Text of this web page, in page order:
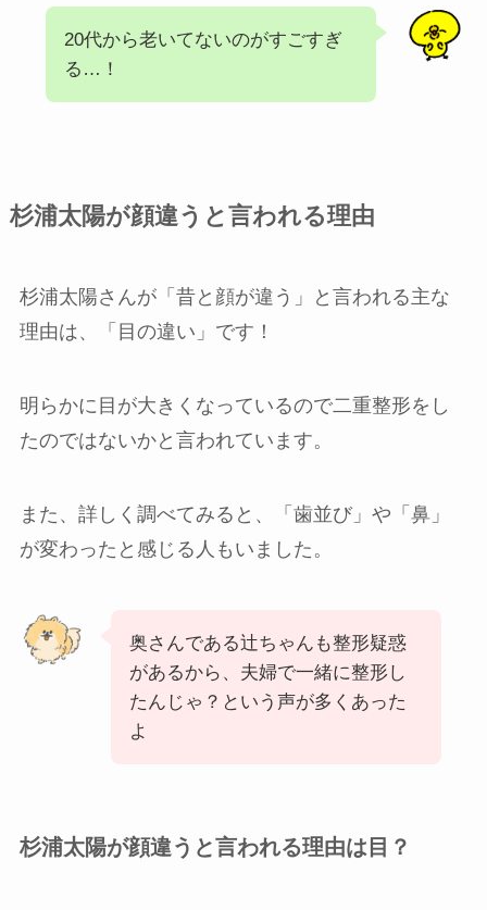
20代から老いてないのがすごすぎ
る…！
杉浦太陽が顔違うと言われる理由
杉浦太陽さんが「昔と顔が違う」と言われる主な
理由は、「目の違い」です！
明らかに目が大きくなっているので二重整形をし
たのではないかと言われています。
また、詳しく調べてみると、「歯並び」や「鼻」
が変わったと感じる人もいました。
奥さんである辻ちゃんも整形疑惑
があるから、夫婦で一緒に整形し
たんじゃ？という声が多くあった
よ
杉浦太陽が顔違うと言われる理由は目？